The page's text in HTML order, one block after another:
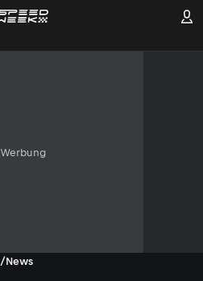
Werbung
/News